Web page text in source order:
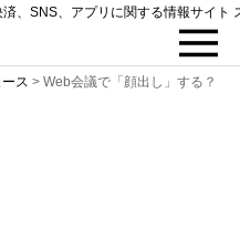
、SNS、アプリに関する情報サイト
ス >Web会議で「顔出し」する？し